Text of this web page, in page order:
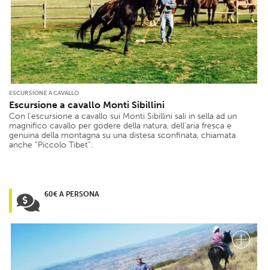
ESCURSIONE A CAVALLO
Escursione a cavallo Monti Sibillini
Con l’escursione a cavallo sui Monti Sibillini sali in sella ad un
magnifico cavallo per godere della natura, dell’aria fresca e
genuina della montagna su una distesa sconfinata, chiamata
anche “Piccolo Tibet”.
60€ A PERSONA